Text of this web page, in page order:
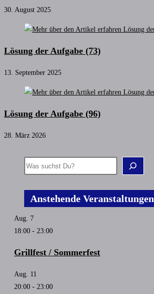
30. August 2025
Lösung der Aufgabe (73)
13. September 2025
Lösung der Aufgabe (96)
28. März 2026
Anstehende Veranstaltungen
Aug. 7
18:00 - 23:00
Grillfest / Sommerfest
Aug. 11
20:00 - 23:00